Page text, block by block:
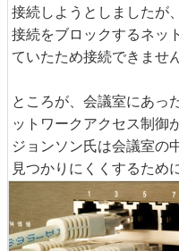
接続しようとしましたが
接続をブロックするネッ
ていたため接続できませ
ところが、会議室にあっ
ットワークアクセス制御
ジョンソン氏は会議室の
見つかりにくくするため